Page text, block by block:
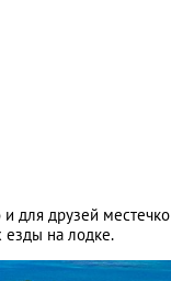
для друзей местечко
езды на лодке.